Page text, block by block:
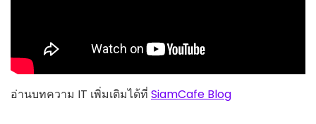
อ่านบทความ IT เพิ่มเติมได้ที่ SiamCafe Blog